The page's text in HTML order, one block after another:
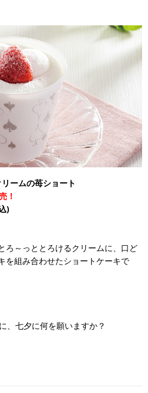
ームの苺ショート
！
)
ろ～っととろけるクリームに、口ど
を組み合わせたショートケーキで
、七夕に何を願いますか？